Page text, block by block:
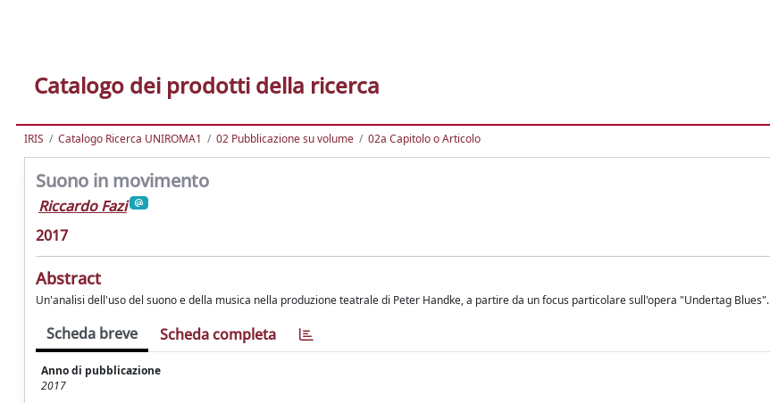
Catalogo dei prodotti della ricerca
IRIS Catalogo Ricerca UNIROMA1 02 Pubblicazione su volume 02a Capitolo o Articolo
Suono in movimento
Riccardo Fazi
2017
Abstract
Un'analisi dell'uso del suono e della musica nella produzione teatrale di Peter Handke, a partire da un focus particolare sull'opera "Undertag Blues".
Scheda breve Scheda completa
Anno di pubblicazione
2017